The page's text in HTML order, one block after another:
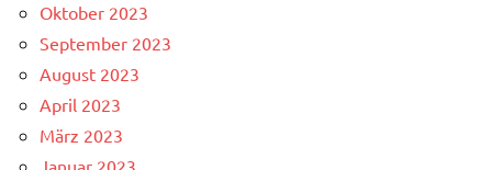
Oktober 2023
September 2023
August 2023
April 2023
März 2023